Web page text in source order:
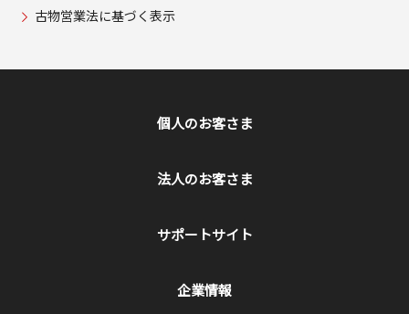
古物営業法に基づく表示
個人のお客さま
法人のお客さま
サポートサイト
企業情報